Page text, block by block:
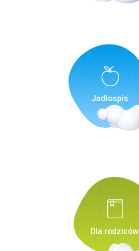
Jadłospis
Dla rodziców